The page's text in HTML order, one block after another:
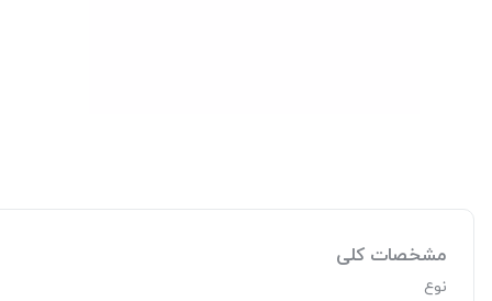
مشخصات کلی
نوع